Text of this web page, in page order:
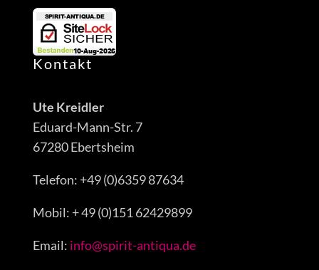
Kontakt
Ute Kreidler
Eduard-Mann-Str. 7
67280 Ebertsheim
Telefon: +49 (0)6359 87634
Mobil: + 49 (0)151 62429899
Email: info@spirit-antiqua.de